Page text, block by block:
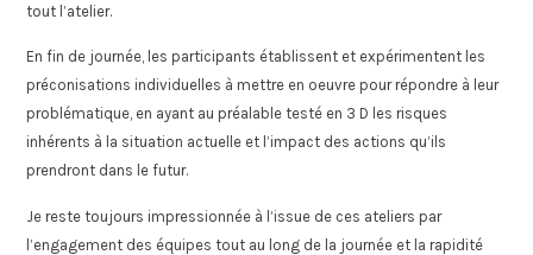
tout l’atelier.
En fin de journée, les participants établissent et expérimentent les
préconisations individuelles à mettre en oeuvre pour répondre à leur
problématique, en ayant au préalable testé en 3 D les risques
inhérents à la situation actuelle et l’impact des actions qu’ils
prendront dans le futur.
Je reste toujours impressionnée à l’issue de ces ateliers par
l’engagement des équipes tout au long de la journée et la rapidité